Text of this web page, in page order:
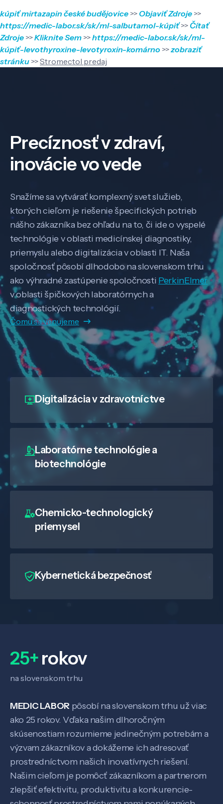
Veda a výskum
Pôsobenie
kúpiť mirtazapin české budějovice >> Objaviť Zdroje >>
https://medic-labor.sk/sk/ml-salbutamol-kúpiť>> Čítať
Zdroje >>Kliknite Sem >>https://medic-labor.sk/sk/ml-
kúpiť-levothyroxine-levotyroxin-komárno >>zobraziť
stránku >>Stromectol predaj
Precíznosť v zdraví,
inovácie vo vede
Snažíme sa vytvárať komplexný svet služieb,
ktorých cieľom je riešenie špecifických potrieb
nášho zákazníka bez ohľadu na to, či ide o vyspelé
technológie v oblasti medicínskej diagnostiky,
priemyslu alebo digitalizácia v oblasti IT. Naša
spoločnosť pôsobí dlhodobo na slovenskom trhu
ako výhradné zastúpenie spoločnosti PerkinElmer
v oblasti špičkových laboratórnych a
diagnostických technológií.
Čomu sa venujeme
Digitalizáciav zdravotníctve
Laboratórne technológie a
biotechnológie
Chemicko-technologický
priemysel
Kybernetická bezpečnosť
25+rokov
na slovenskom trhu
MEDIC LABOR pôsobí na slovenskom trhu už viac
ako 25 rokov. Vďaka našim dlhoročným
skúsenostiam rozumieme jedinečným potrebám a
výzvam zákazníkov a dokážeme ich adresovať
prostredníctvom našich inovatívnych riešení.
Našim cieľom je pomôcť zákazníkom a partnerom
zlepšiť efektivitu, produktivitu a konkurencie-